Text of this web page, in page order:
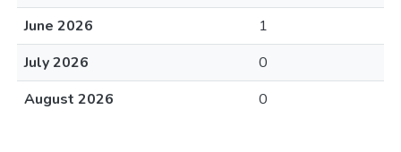
June 2026
1
July 2026
0
August 2026
0